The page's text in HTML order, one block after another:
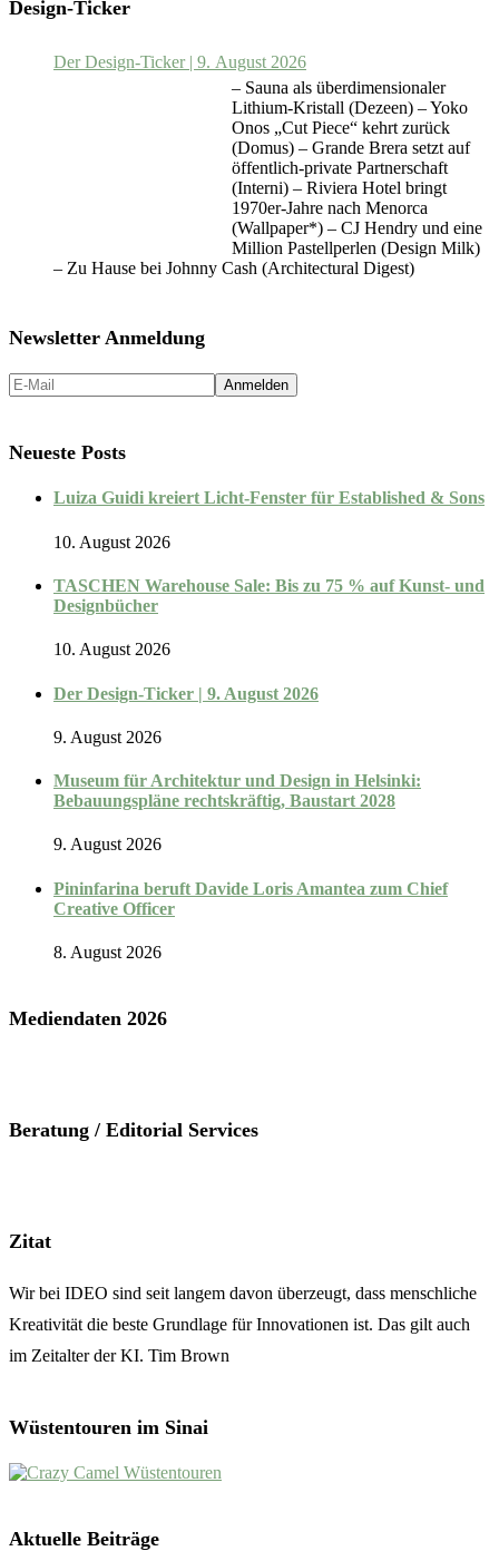
Design-Ticker
Der Design-Ticker | 9. August 2026
– Sauna als überdimensionaler
Lithium-Kristall (Dezeen) – Yoko
Onos „Cut Piece“ kehrt zurück
(Domus) – Grande Brera setzt auf
öffentlich-private Partnerschaft
(Interni) – Riviera Hotel bringt
1970er-Jahre nach Menorca
(Wallpaper*) – CJ Hendry und eine
Million Pastellperlen (Design Milk)
– Zu Hause bei Johnny Cash (Architectural Digest)
Newsletter Anmeldung
Neueste Posts
Luiza Guidi kreiert Licht-Fenster für Established & Sons
10. August 2026
TASCHEN Warehouse Sale: Bis zu 75 % auf Kunst- und
Designbücher
10. August 2026
Der Design-Ticker | 9. August 2026
9. August 2026
Museum für Architektur und Design in Helsinki:
Bebauungspläne rechtskräftig, Baustart 2028
9. August 2026
Pininfarina beruft Davide Loris Amantea zum Chief
Creative Officer
8. August 2026
Mediendaten 2026
Beratung / Editorial Services
Zitat
Wir bei IDEO sind seit langem davon überzeugt, dass menschliche
Kreativität die beste Grundlage für Innovationen ist. Das gilt auch
im Zeitalter der KI. Tim Brown
Wüstentouren im Sinai
Aktuelle Beiträge